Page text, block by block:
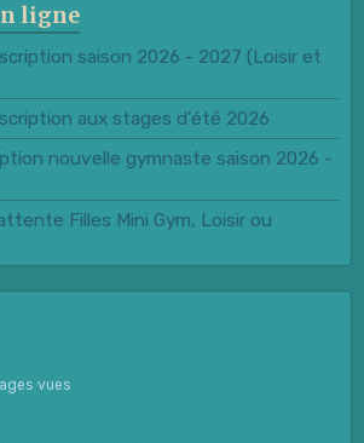
ligne
saison 2026 - 2027 (Loisir et
aux stages d'été 2026
nouvelle gymnaste saison 2026 -
Filles Mini Gym, Loisir ou
vues